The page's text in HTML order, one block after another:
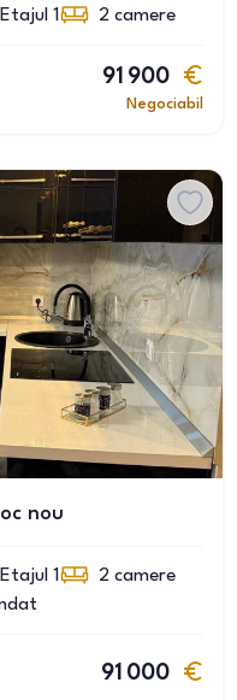
Etajul 1 2 camere
91 900
Negociabil
nou
Etajul 1 2 camere
91 000